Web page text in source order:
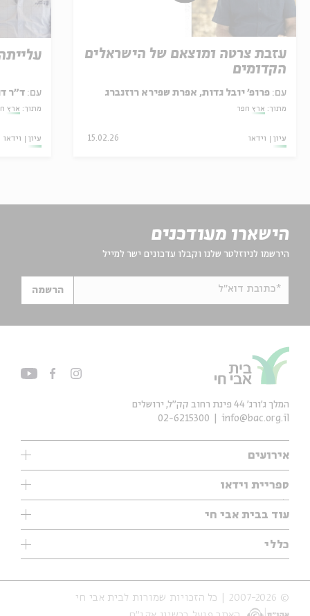
עזבת צרטה ומוצאם של הישראלים
הקדומים
עם: פרופ' יובל גדות, אפרת שפירא רוזנברג
מתוך: ארץ חפר
עיון וידאו 15.02.26
עם: ד"ר
מתוך: ארץ
עיון וידאו
הישארו מעודכנים
הירשמו לניוזלטר שלנו וקבלו עדכונים ישר למייל
*כתובת דוא"ל הרשמה
אירועים
אנגלית
נוער
סדרות
אירועי עבר
ספריית וידאו
עיון
מיוחדים
עוד בבית אבי חי
כללי
אודות
הצהרת נגישות
המלך ג'ורג' 44 פינת רחוב קק״ל, ירושלים
info@bac.org.il
02-6215300
© 2007-2026 | כל הזכויות שמורות לבית אבי חי